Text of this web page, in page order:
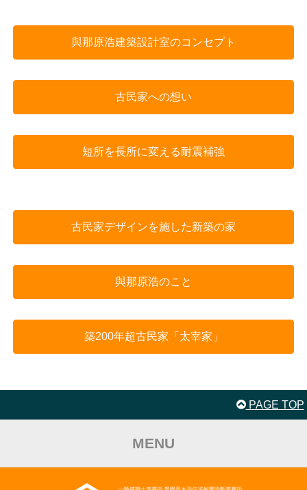
與那原浩建築設計室のコンセプト
古民家への想い
短所を長所に変える耐震補強
古民家デザインを施した新築の家
與那原浩のこと
築200年超古民家「太宰家」
PAGE TOP
MENU